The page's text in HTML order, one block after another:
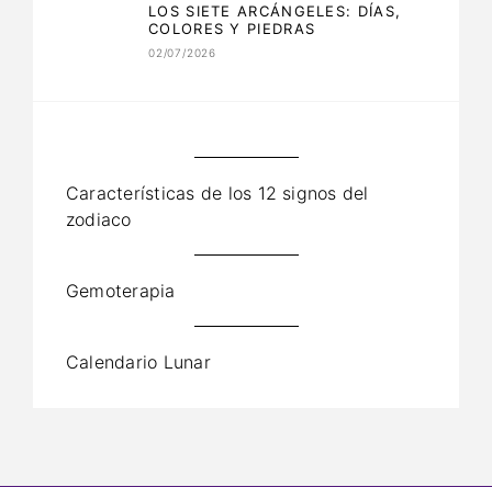
LOS SIETE ARCÁNGELES: DÍAS,
COLORES Y PIEDRAS
02/07/2026
Características de los 12 signos del
zodiaco
Gemoterapia
Calendario Lunar